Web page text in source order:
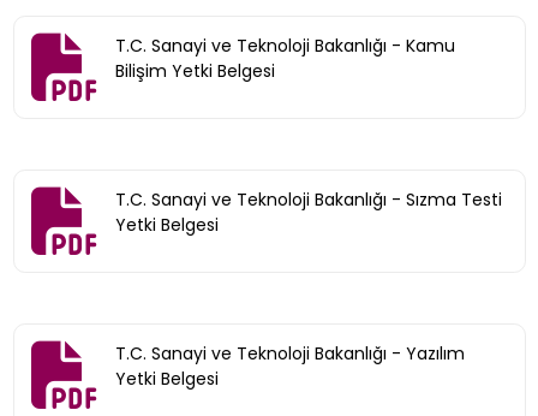
T.C. Sanayi ve Teknoloji Bakanlığı - Kamu
Bilişim Yetki Belgesi
T.C. Sanayi ve Teknoloji Bakanlığı - Sızma Testi
Yetki Belgesi
T.C. Sanayi ve Teknoloji Bakanlığı - Yazılım
Yetki Belgesi